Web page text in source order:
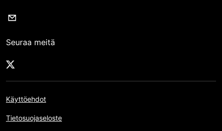
Seuraa meitä
Käyttöehdot
Tietosuojaseloste